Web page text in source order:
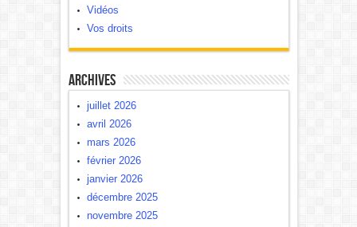
Vidéos
Vos droits
Archives
juillet 2026
avril 2026
mars 2026
février 2026
janvier 2026
décembre 2025
novembre 2025